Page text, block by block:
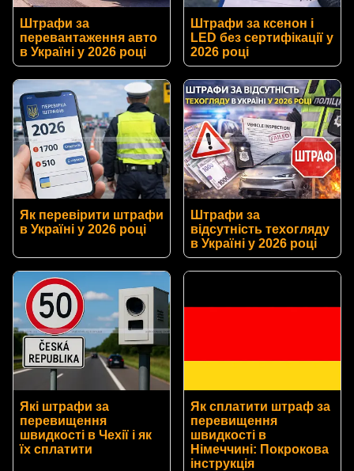
Штрафи за
перевантаження авто
в Україні у 2026 році
Штрафи за ксенон і
LED без сертифікації у
2026 році
Як перевірити штрафи
в Україні у 2026 році
Штрафи за
відсутність техогляду
в Україні у 2026 році
Які штрафи за
перевищення
швидкості в Чехії і як
їх сплатити
Як сплатити штраф за
перевищення
швидкості в
Німеччині: Покрокова
інструкція